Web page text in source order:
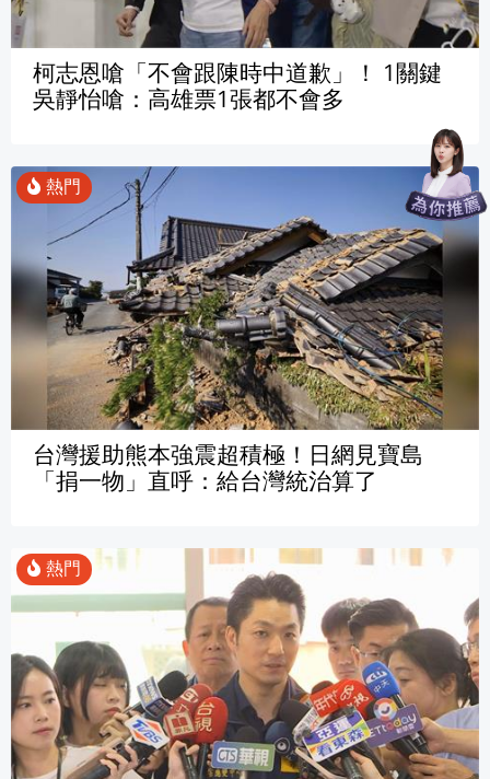
柯志恩嗆「不會跟陳時中道歉」！ 1關鍵
吳靜怡嗆：高雄票1張都不會多
台灣援助熊本強震超積極！日網見寶島
「捐一物」直呼：給台灣統治算了